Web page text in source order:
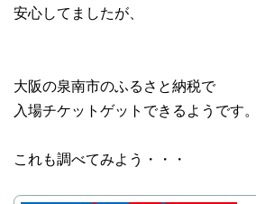
安心してましたが、
大阪の泉南市のふるさと納税で
入場チケットゲットできるようです。
これも調べてみよう・・・